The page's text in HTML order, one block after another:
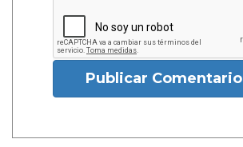
Publicar Comentario